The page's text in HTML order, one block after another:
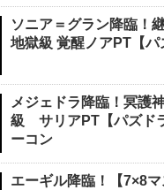
ソニア＝グラン降臨！
地獄級 覚醒ノアPT【パ
メジェドラ降臨！冥護
級 サリアPT【パズド
ーコン
エーギル降臨！【7×8